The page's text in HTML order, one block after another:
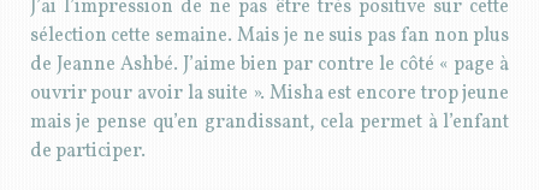
J’ai l’impression de ne pas être très positive sur cette
sélection cette semaine. Mais je ne suis pas fan non plus
de Jeanne Ashbé. J’aime bien par contre le côté « page à
ouvrir pour avoir la suite ». Misha est encore trop jeune
mais je pense qu’en grandissant, cela permet à l’enfant
de participer.